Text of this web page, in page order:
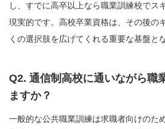
し、すでに高卒以上なら職業訓練校でス
現実的です。高校卒業資格は、その後の
くの選択肢を広げてくれる重要な基盤と
Q2. 通信制高校に通いながら職
ますか？
一般的な公共職業訓練は求職者向けのた